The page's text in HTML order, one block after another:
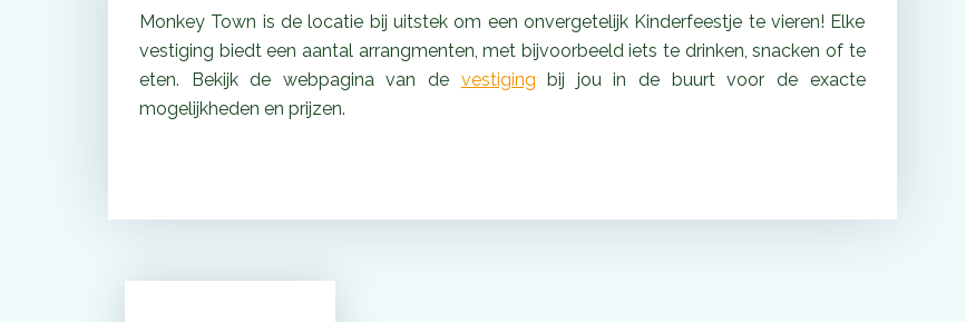
Monkey Town is de locatie bij uitstek om een onvergetelijk Kinderfeestje te vieren! Elke
vestiging biedt een aantal arrangmenten, met bijvoorbeeld iets te drinken, snacken of te
eten. Bekijk de webpagina van de vestiging bij jou in de buurt voor de exacte
mogelijkheden en prijzen.